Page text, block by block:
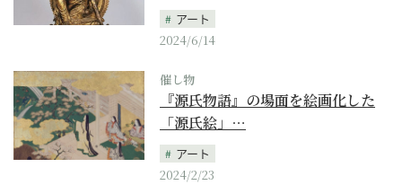
アート
2024/6/14
催し物
『源氏物語』の場面を絵画化した
「源氏絵」…
アート
2024/2/23